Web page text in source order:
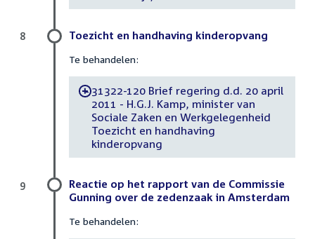
Toezicht en handhaving kinderopvang
Te behandelen:
-31322-120 Brief regering d.d. 20 april
2011 - H.G.J. Kamp, minister van
Sociale Zaken en Werkgelegenheid
Toezicht en handhaving
kinderopvang
8
Reactie op het rapport van de Commissie
Gunning over de zedenzaak in Amsterdam
Te behandelen:
9